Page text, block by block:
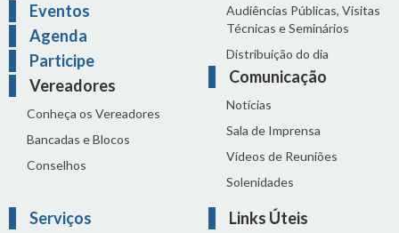
Eventos
Agenda
Participe
Vereadores
Conheça os Vereadores
Bancadas e Blocos
Conselhos
Audiências Públicas, Visitas
Técnicas e Seminários
Distribuição do dia
Comunicação
Notícias
Sala de Imprensa
Vídeos de Reuniões
Solenidades
Serviços Links Úteis